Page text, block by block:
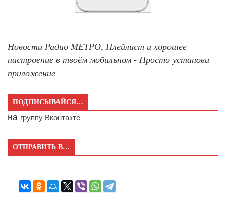
Новости Радио МЕТРО, Плейлист и хорошее
настроение в твоём мобильном - Просто установи
приложение
ПОДПИСЫВАЙСЯ…
на группу Вконтакте
ОТПРАВИТЬ В…